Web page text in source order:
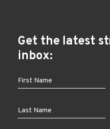
Get the latest
inbox: